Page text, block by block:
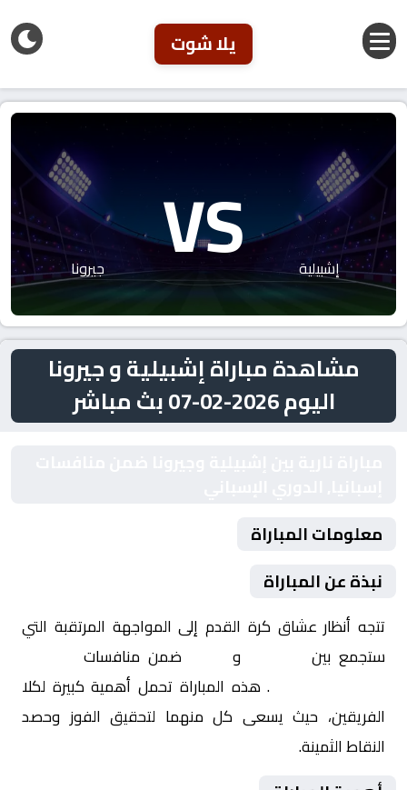
يلا شوت
إشبيلية VS جيرونا
مشاهدة مباراة إشبيلية و جيرونا
اليوم 2026-02-07 بث مباشر
معلومات المباراة
نبذة عن المباراة
تتجه أنظار عشاق كرة القدم إلى المواجهة المرتقبة التي
ستجمع بين
و ضمن منافسات
. هذه المباراة تحمل أهمية كبيرة لكلا
الفريقين، حيث يسعى كل منهما لتحقيق الفوز وحصد
النقاط الثمينة.